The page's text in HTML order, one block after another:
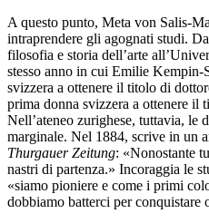
A questo punto, Meta von Salis-
intraprendere gli agognati studi.
filosofia e storia dell’arte
stesso anno in cui Emilie
svizzera a ottenere il titolo di
prima donna svizzera a ottenere il
Nell’ateneo zurighese, tuttavia, le
marginale. Nel 1884, scrive in un
Thurgauer Zeitung: «Nonostante
nastri di partenza.» Incoraggia le
«siamo pioniere e come i primi
dobbiamo batterci per conquistare